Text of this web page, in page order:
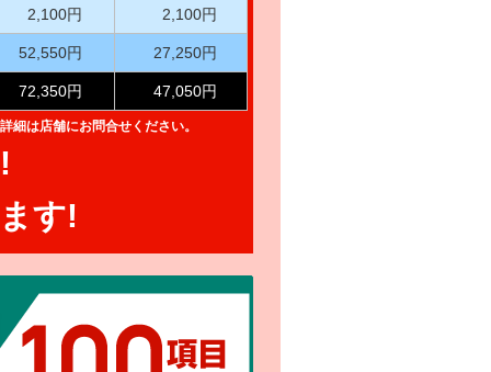
2,100円 2,100円
52,550円 27,250円
72,350円 47,050円
詳細は店舗にお問合せください。
す!